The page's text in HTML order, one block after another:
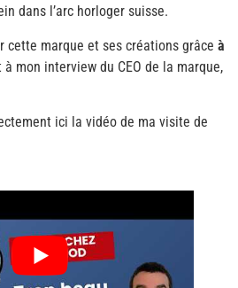
dans l’arc horloger suisse.
cette marque et ses créations grâce à
à mon interview du CEO de la marque,
ici la vidéo de ma visite de